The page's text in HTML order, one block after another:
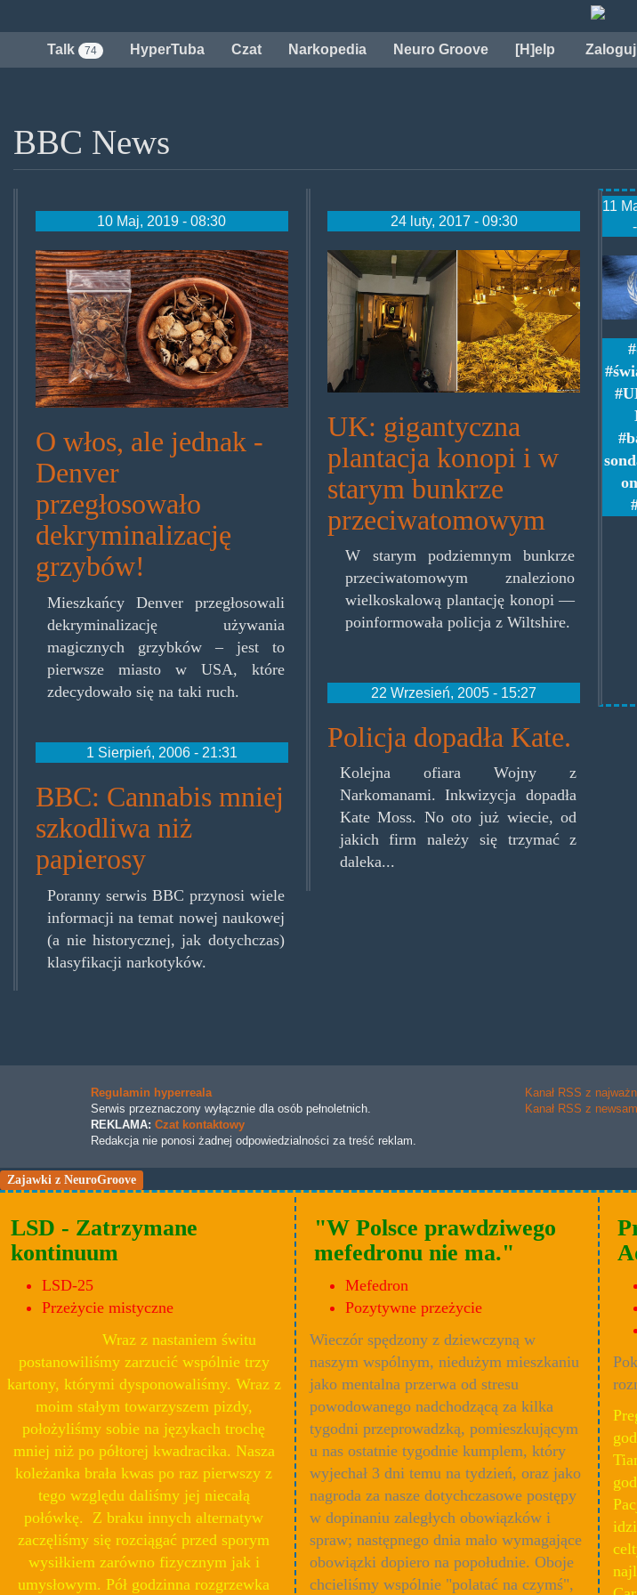
Talk 74 HyperTuba Czat Narkopedia Neuro Groove [H]elp
BBC News
10 Maj, 2019 - 08:30
psilocybin-denver-
vote-1024x640.jpg
O włos, ale jednak -
Denver
przegłosowało
dekryminalizację
grzybów!
Mieszkańcy Denver przegłosowali
dekryminalizację używania
magicznych grzybków – jest to
pierwsze miasto w USA, które
zdecydowało się na taki ruch.
1 Sierpień, 2006 - 21:31
BBC: Cannabis mniej
szkodliwa niż
papierosy
Poranny serwis BBC przynosi wiele
informacji na temat nowej naukowej
(a nie historycznej, jak dotychczas)
klasyfikacji narkotyków.
24 luty, 2017 - 09:30
nuclearcannabisbbc.jpg
UK: gigantyczna
plantacja konopi i w
starym bunkrze
przeciwatomowym
W starym podziemnym bunkrze
przeciwatomowym znaleziono
wielkoskalową plantację konopi —
poinformowała policja z Wiltshire.
22 Wrzesień, 2005 - 15:27
Policja dopadła Kate.
Kolejna ofiara Wojny z
Narkomanami. Inkwizycja dopadła
Kate Moss. No oto już wiecie, od
jakich firm należy się trzymać z
daleka...
11
Regulamin hyperreala
Serwis przeznaczony wyłącznie dla osób pełnoletnich.
REKLAMA: Czat kontaktowy
Redakcja nie ponosi żadnej odpowiedzialności za treść reklam.
Kanał RSS z
Kanał RSS z
Zajawki z NeuroGroove
LSD - Zatrzymane
kontinuum
LSD-25
Przeżycie mistyczne
Wraz z nastaniem świtu
postanowiliśmy zarzucić wspólnie trzy
kartony, którymi dysponowaliśmy. Wraz z
moim stałym towarzyszem pizdy,
położyliśmy sobie na językach trochę
mniej niż po półtorej kwadracika. Nasza
koleżanka brała kwas po raz pierwszy z
tego względu daliśmy jej niecałą
połówkę. Z braku innych alternatyw
zaczęliśmy się rozciągać przed sporym
wysiłkiem zarówno fizycznym jak i
umysłowym. Pół godzinna rozgrzewka
"W Polsce prawdziwego
mefedronu nie ma."
Mefedron
Pozytywne przeżycie
Wieczór spędzony z dziewczyną w
naszym wspólnym, niedużym mieszkaniu
jako mentalna przerwa od stresu
powodowanego nadchodzącą za kilka
tygodni przeprowadzką, pomieszkującym
u nas ostatnie tygodnie kumplem, który
wyjechał 3 dni temu na tydzień, oraz jako
nagroda za nasze dotychczasowe postępy
w dopinaniu zaległych obowiązków i
spraw; następnego dnia mało wymagające
obowiązki dopiero na popołudnie. Oboje
chcieliśmy wspólnie "polatać na czymś",